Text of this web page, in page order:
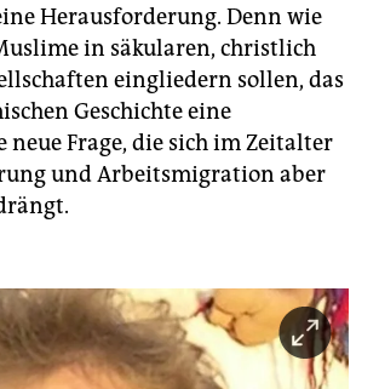
Herausforderung. Denn wie
in säkularen, christlich
eingliedern sollen, das
Geschichte eine
neue Frage, die sich im Zeitalter
und Arbeitsmigration aber